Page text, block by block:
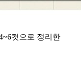
컷으로 정리한